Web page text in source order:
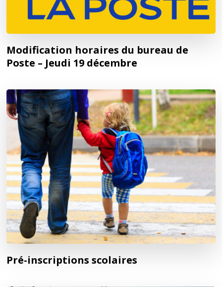
Modification horaires du bureau de
Poste – Jeudi 19 décembre
Pré-inscriptions scolaires